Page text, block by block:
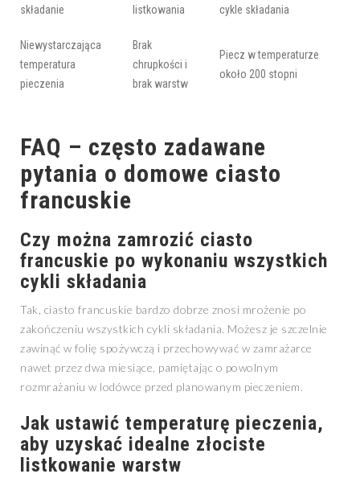
składanie listkowania cykle składania
Niewystarczająca
temperatura
pieczenia
Brak
chrupkości i
brak warstw
Piecz w temperaturze
około 200 stopni
FAQ – często zadawane
pytania o domowe ciasto
francuskie
Czy można zamrozić ciasto
francuskie po wykonaniu wszystkich
cykli składania
Tak, ciasto francuskie bardzo dobrze znosi mrożenie po
zakończeniu wszystkich cykli składania. Możesz je szczelnie
zawinąć w folię spożywczą i przechowywać w zamrażarce
nawet przez dwa miesiące, pamiętając o powolnym
rozmrażaniu w lodówce przed planowanym pieczeniem.
Jak ustawić temperaturę pieczenia,
aby uzyskać idealne złociste
listkowanie warstw